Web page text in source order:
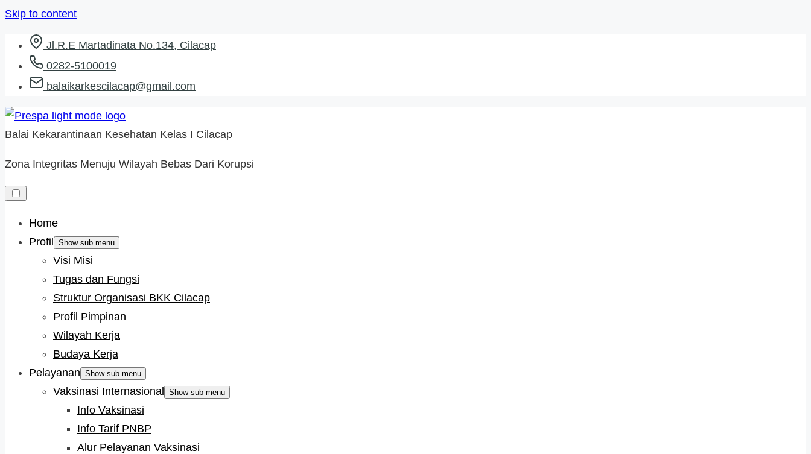
Skip to content
Jl.R.E Martadinata No.134, Cilacap
0282-5100019
balaikarkescilacap@gmail.com
Balai Kekarantinaan Kesehatan Kelas I Cilacap
Zona Integritas Menuju Wilayah Bebas Dari Korupsi
Home
Profil
Show sub menu
Visi Misi
Tugas dan Fungsi
Struktur Organisasi BKK Cilacap
Profil Pimpinan
Wilayah Kerja
Budaya Kerja
Pelayanan Show sub menu
Vaksinasi Internasional Show sub menu
Info Vaksinasi
Info Tarif PNBP
Alur Pelayanan Vaksinasi